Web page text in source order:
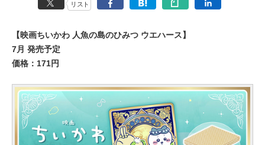
リスト
【映画ちいかわ 人魚の島のひみつ ウエハース】
7月 発売予定
価格：171円